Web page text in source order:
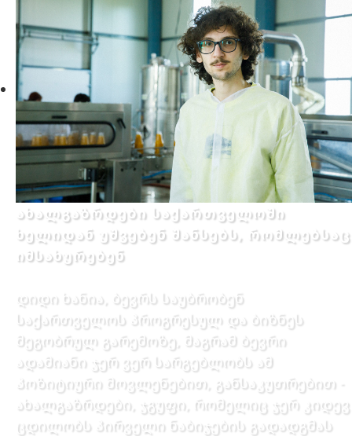
ახალგაზრდები საქართველოში
ხელიდან უშვებენ შანსებს, რომლებსაც
იმსახურებენ
დიდი ხანია, ბევრს საუბრობენ
საქართველოს პროგრესულ და ბიზნეს
მეგობრულ გარემოზე, მაგრამ ბევრი
ადამიანი ჯერ ვერ სარგებლობს ამ
პოზიტიური მოვლენებით, განსაკუთრებით -
ახალგაზრდები, ჯგუფი, რომელიც ჯერ კიდევ
ცდილობს პირველი ნაბიჯების გადადგმას